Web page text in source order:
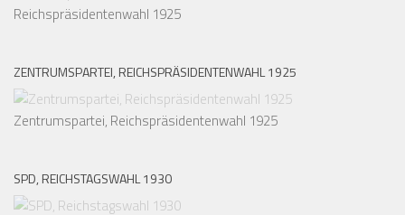
Reichspräsidentenwahl 1925
ZENTRUMSPARTEI, REICHSPRÄSIDENTENWAHL 1925
Zentrumspartei, Reichspräsidentenwahl 1925
SPD, REICHSTAGSWAHL 1930